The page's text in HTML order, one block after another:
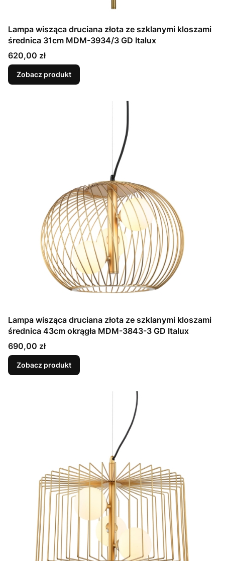
Lampa wisząca druciana złota ze szklanymi kloszami
średnica 31cm MDM-3934/3 GD Italux
Cena
620,00 zł
Zobacz produkt
Lampa wisząca druciana złota ze szklanymi kloszami
średnica 43cm okrągła MDM-3843-3 GD Italux
Cena
690,00 zł
Zobacz produkt